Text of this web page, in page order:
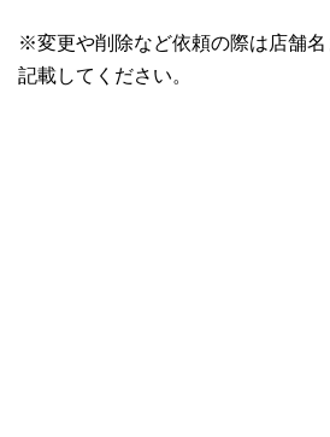
※変更や削除など依頼の際は店舗
記載してください。